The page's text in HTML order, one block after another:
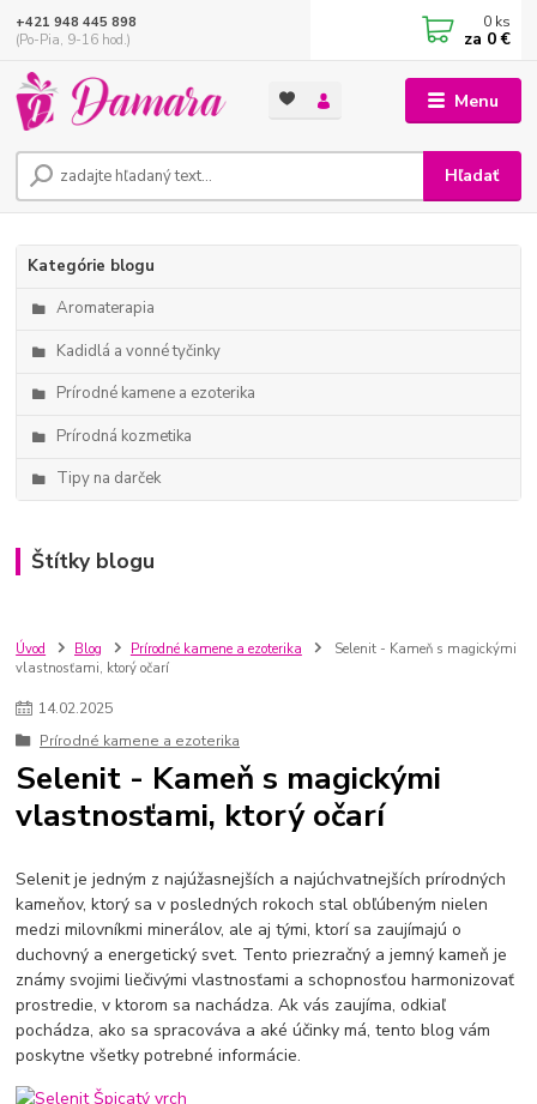
Menu
Hľadať
+421 948 445 898
(Po-Pia, 9-16 hod.)
0 ks
za 0 €
Kategórie blogu
Aromaterapia
Kadidlá a vonné tyčinky
Prírodné kamene a ezoterika
Prírodná kozmetika
Tipy na darček
Štítky blogu
Úvod Blog Prírodné kamene a ezoterika
Selenit - Kameň s magickými
vlastnosťami, ktorý očarí
14.02.2025
Prírodné kamene a ezoterika
Selenit - Kameň s magickými
vlastnosťami, ktorý očarí
Selenit je jedným z najúžasnejších a najúchvatnejších prírodných
kameňov, ktorý sa v posledných rokoch stal obľúbeným nielen
medzi milovníkmi minerálov, ale aj tými, ktorí sa zaujímajú o
duchovný a energetický svet. Tento priezračný a jemný kameň je
známy svojimi liečivými vlastnosťami a schopnosťou harmonizovať
prostredie, v ktorom sa nachádza. Ak vás zaujíma, odkiaľ
pochádza, ako sa spracováva a aké účinky má, tento blog vám
poskytne všetky potrebné informácie.